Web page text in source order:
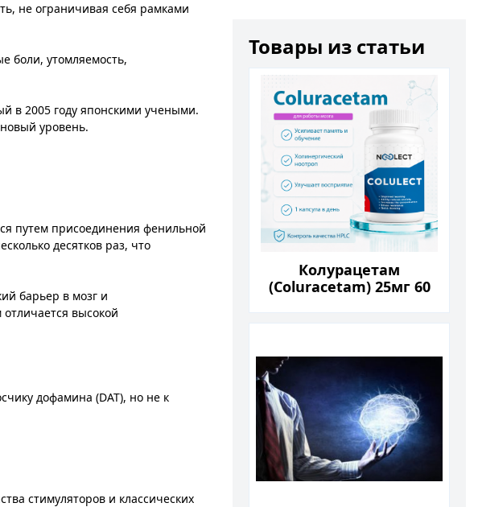
не ограничивая себя рамками
боли, утомляемость,
в 2005 году японскими учеными.
уровень.
путем присоединения фенильной
десятков раз, что
барьер в мозг и
высокой
дофамина (DAT), но не к
стимуляторов и классических
Товары из статьи
Колурацетам
(Coluracetam) 25мг 60